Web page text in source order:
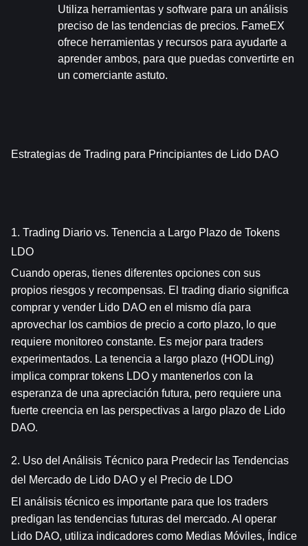
Utiliza herramientas y software para un análisis
preciso de las tendencias de precios. FameEX
ofrece herramientas y recursos para ayudarte a
aprender ambos, para que puedas convertirte en
un comerciante astuto.
Estrategias de Trading para Principiantes de Lido DAO
1. Trading Diario vs. Tenencia a Largo Plazo de Tokens
LDO
Cuando operas, tienes diferentes opciones con sus
propios riesgos y recompensas. El trading diario significa
comprar y vender Lido DAO en el mismo día para
aprovechar los cambios de precio a corto plazo, lo que
requiere monitoreo constante. Es mejor para traders
experimentados. La tenencia a largo plazo (HODLing)
implica comprar tokens LDO y mantenerlos con la
esperanza de una apreciación futura, pero requiere una
fuerte creencia en las perspectivas a largo plazo de Lido
DAO.
2. Uso del Análisis Técnico para Predecir las Tendencias
del Mercado de Lido DAO y el Precio de LDO
El análisis técnico es importante para que los traders
predigan las tendencias futuras del mercado. Al operar
Lido DAO, utiliza indicadores como Medias Móviles, Índice